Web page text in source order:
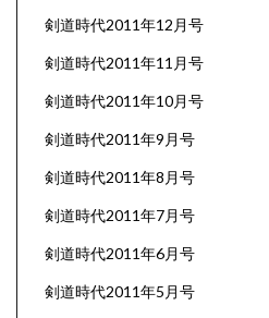
剣道時代2011年12月号
剣道時代2011年11月号
剣道時代2011年10月号
剣道時代2011年9月号
剣道時代2011年8月号
剣道時代2011年7月号
剣道時代2011年6月号
剣道時代2011年5月号